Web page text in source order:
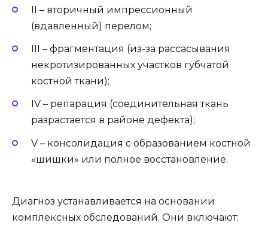
II – вторичный импрессионный
(вдавленный) перелом;
III – фрагментация (из-за рассасывания
некротизированных участков губчатой
костной ткани);
IV – репарация (соединительная ткань
разрастается в районе дефекта);
V – консолидация с образованием костной
«шишки» или полное восстановление.
Диагноз устанавливается на основании
комплексных обследований. Они включают: